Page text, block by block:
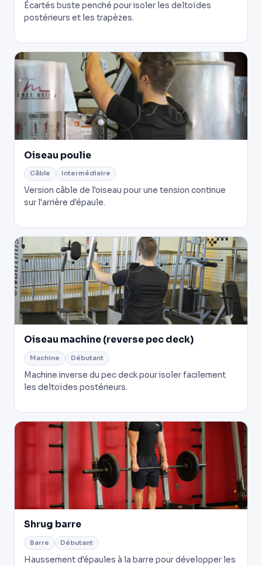
Écartés buste penché pour isoler les deltoïdes
postérieurs et les trapèzes.
Oiseau poulie
Câble Intermédiaire
Version câble de l'oiseau pour une tension continue
sur l'arrière d'épaule.
Oiseau machine (reverse pec deck)
Machine Débutant
Machine inverse du pec deck pour isoler facilement
les deltoïdes postérieurs.
Shrug barre
Barre Débutant
Haussement d'épaules à la barre pour développer les